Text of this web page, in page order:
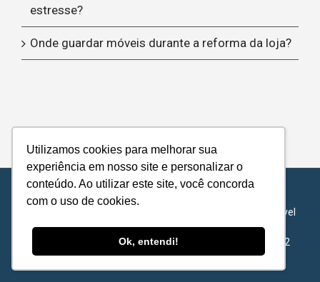
Utilizamos cookies para melhorar sua
experiência em nosso site e personalizar o
conteúdo. Ao utilizar este site, você concorda
com o uso de cookies.
Ok, entendi!
estresse?
Onde guardar móveis durante a reforma da loja?
© Copyright 2012 -| Metropolitan Transports - Todos os
Acordo de Nível
de Serviço
METROPOLITAN TRANSPORTS S.A - 62.422.878/0001-72